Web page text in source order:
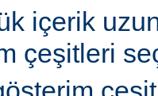
içerik
çeşitleri